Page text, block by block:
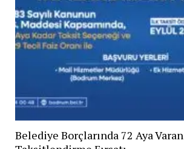
Belediye Borçlarında 72 Aya Varan